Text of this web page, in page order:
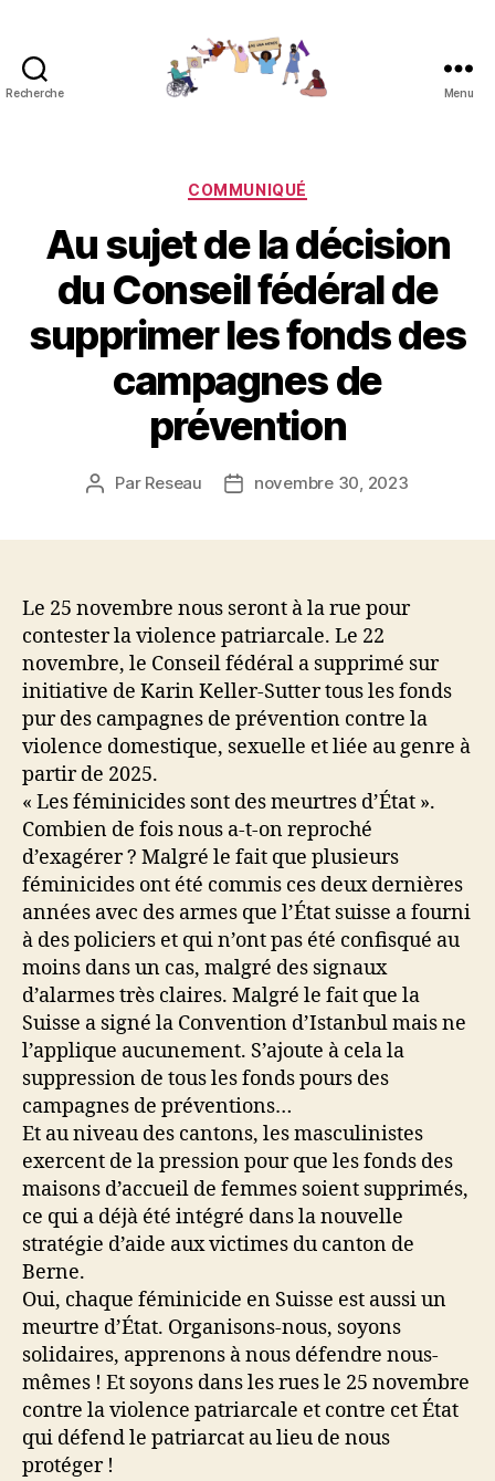
Recherche
féminicides
Menu
Catégories
COMMUNIQUÉ
Au sujet de la décision
du Conseil fédéral de
supprimer les fonds des
campagnes de
prévention
Auteur
Par Reseau
Datenovembre 30, 2023
Le 25 novembre nous seront à la rue pour
contester la violence patriarcale. Le 22
novembre, le Conseil fédéral a supprimé sur
initiative de Karin Keller-Sutter tous les fonds
pur des campagnes de prévention contre la
violence domestique, sexuelle et liée au genre à
partir de 2025.
« Les féminicides sont des meurtres d’État ».
Combien de fois nous a-t-on reproché
d’exagérer ? Malgré le fait que plusieurs
féminicides ont été commis ces deux dernières
années avec des armes que l’État suisse a fourni
à des policiers et qui n’ont pas été confisqué au
moins dans un cas, malgré des signaux
d’alarmes très claires. Malgré le fait que la
Suisse a signé la Convention d’Istanbul mais ne
l’applique aucunement. S’ajoute à cela la
suppression de tous les fonds pours des
campagnes de préventions…
Et au niveau des cantons, les masculinistes
exercent de la pression pour que les fonds des
maisons d’accueil de femmes soient supprimés,
ce qui a déjà été intégré dans la nouvelle
stratégie d’aide aux victimes du canton de
Berne.
Oui, chaque féminicide en Suisse est aussi un
meurtre d’État. Organisons-nous, soyons
solidaires, apprenons à nous défendre nous-
mêmes ! Et soyons dans les rues le 25 novembre
contre la violence patriarcale et contre cet État
qui défend le patriarcat au lieu de nous
protéger !